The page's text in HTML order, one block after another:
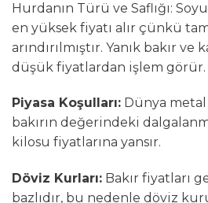
Hurdanın Türü ve Saflığı:
en yüksek fiyatı alır çünkü
arındırılmıştır. Yanık bakır ve
düşük fiyatlardan işlem görür.
Piyasa Koşulları: Dünya metal
bakırın değerindeki
kilosu fiyatlarına yansır.
Döviz Kurları: Bakır fiyatları
bazlıdır, bu nedenle döviz